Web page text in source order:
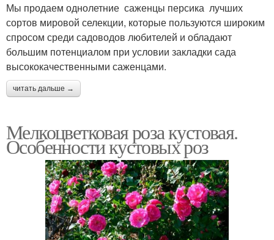
Мы продаем однолетние саженцы персика лучших
сортов мировой селекции, которые пользуются широким
спросом среди садоводов любителей и обладают
большим потенциалом при условии закладки сада
высококачественными саженцами.
читать дальше →
Мелкоцветковая роза кустовая.
Особенности кустовых роз